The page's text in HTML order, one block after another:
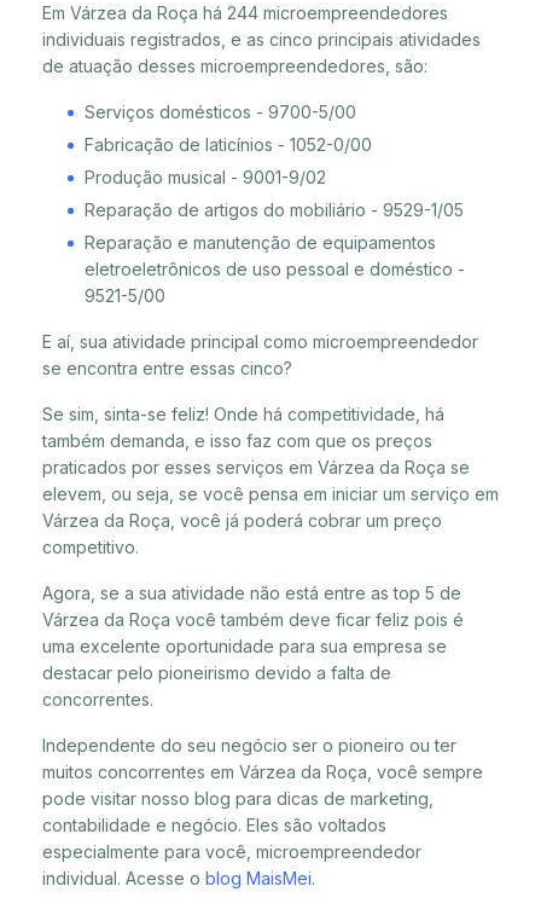
Em Várzea da Roça há 244 microempreendedores
individuais registrados, e as cinco principais atividades
de atuação desses microempreendedores, são:
Serviços domésticos - 9700-5/00
Fabricação de laticínios - 1052-0/00
Produção musical - 9001-9/02
Reparação de artigos do mobiliário - 9529-1/05
Reparação e manutenção de equipamentos
eletroeletrônicos de uso pessoal e doméstico -
9521-5/00
E aí, sua atividade principal como microempreendedor
se encontra entre essas cinco?
Se sim, sinta-se feliz! Onde há competitividade, há
também demanda, e isso faz com que os preços
praticados por esses serviços em Várzea da Roça se
elevem, ou seja, se você pensa em iniciar um serviço em
Várzea da Roça, você já poderá cobrar um preço
competitivo.
Agora, se a sua atividade não está entre as top 5 de
Várzea da Roça você também deve ficar feliz pois é
uma excelente oportunidade para sua empresa se
destacar pelo pioneirismo devido a falta de
concorrentes.
Independente do seu negócio ser o pioneiro ou ter
muitos concorrentes em Várzea da Roça, você sempre
pode visitar nosso blog para dicas de marketing,
contabilidade e negócio. Eles são voltados
especialmente para você, microempreendedor
individual. Acesse o blog MaisMei.